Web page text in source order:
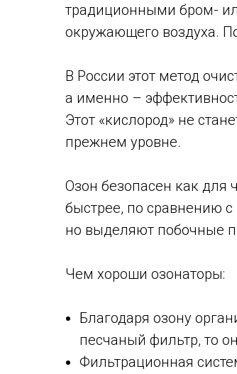
традиционными бром-
окружающего воздуха.
В России этот метод
а именно –
Этот «кислород» не
прежнем уровне.
Озон безопасен как для
быстрее, по сравнению
но выделяют побочные
Чем хороши озонаторы:
Благодаря озону
песчаный фильтр, то
Фильтрационная